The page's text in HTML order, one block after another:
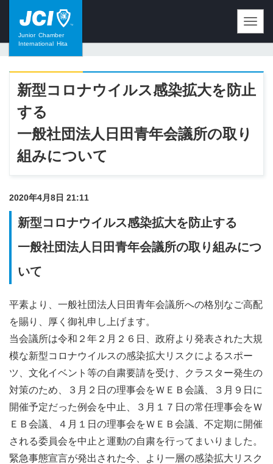
Junior Chamber
International Hita
新型コロナウイルス感染拡大を防止
する
一般社団法人日田青年会議所の取り
組みについて
2020年4月8日 21:11
新型コロナウイルス感染拡大を防止する
一般社団法人日田青年会議所の取り組みにつ
いて
平素より、一般社団法人日田青年会議所への格別なご高配
を賜り、厚く御礼申し上げます。
当会議所は令和２年２月２６日、政府より発表された大規
模な新型コロナウイルスの感染拡大リスクによるスポー
ツ、文化イベント等の自粛要請を受け、クラスター発生の
対策のため、３月２日の理事会をＷＥＢ会議、３月９日に
開催予定だった例会を中止、３月１７日の常任理事会をＷ
ＥＢ会議、４月１日の理事会をＷＥＢ会議、不定期に開催
される委員会を中止と運動の自粛を行ってまいりました。
緊急事態宣言が発出された今、より一層の感染拡大リスク